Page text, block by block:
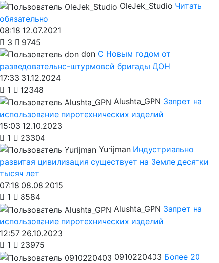
OleJek_Studio Читать
обязательно
08:18 12.07.2021
3
9745
don С Новым годом от
разведовательно-штурмовой бригады ДОН
17:33 31.12.2024
1
12348
Alushta_GPN Запрет на
использование пиротехнических изделий
15:03 12.10.2023
1
23304
Yurijman Индустриально
развитая цивилизация существует на Земле десятки
тысяч лет
07:18 08.08.2015
1
8584
Alushta_GPN Запрет на
использование пиротехнических изделий
12:57 26.10.2023
1
23975
0910220403 Более 20